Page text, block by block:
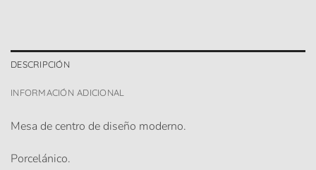
DESCRIPCIÓN
INFORMACIÓN ADICIONAL
Mesa de centro de diseño moderno.
Porcelánico.